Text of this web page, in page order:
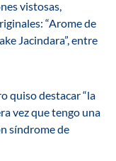
vistosas,
“Arome de
Jacindara”, entre
quiso destacar “la
vez que tengo una
síndrome de